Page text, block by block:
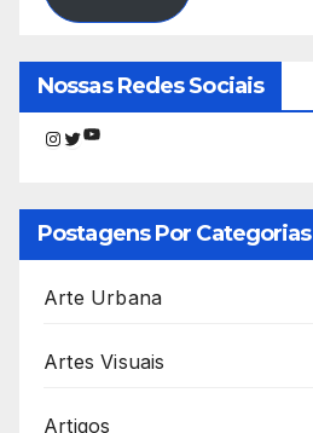
Nossas Redes Sociais
Instagram
Twitter
Youtube
Postagens Por Categorias
Arte Urbana
Artes Visuais
Artigos